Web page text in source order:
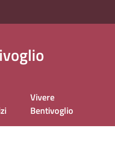
Vivere
Bentivoglio